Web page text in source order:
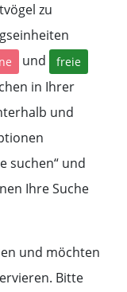
zu
und freie
in Ihrer
und
suchen“ und
Ihre Suche
und möchten
Bitte